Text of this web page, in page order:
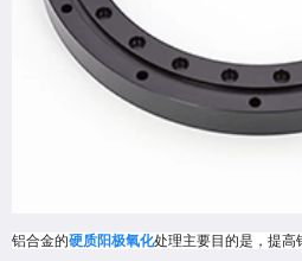
铝合金的硬质阳极氧化处理主要目的是，提高